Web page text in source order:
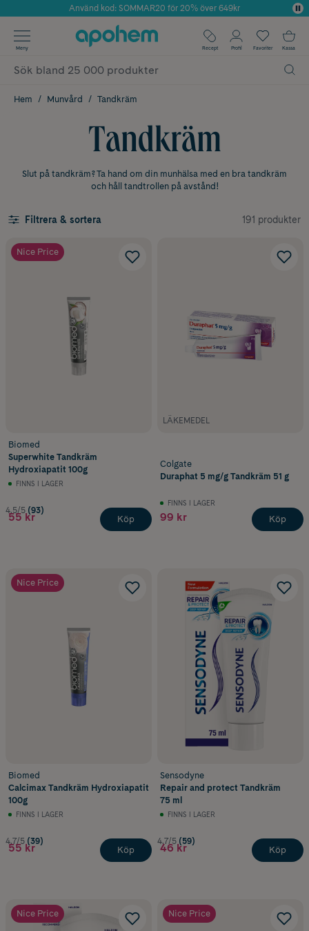
Årets Butik 2025 inom Skönhet
Använd kod: SOMMAR20 för 20% över 649kr
✓ Fri frakt
✓ Poäng på alla köp*
Meny Recept Profil Favoriter Kassa
Hem Munvård Tandkräm
Tandkräm
Slut på tandkräm? Ta hand om din munhälsa med en bra tandkräm
och håll tandtrollen på avstånd!
Filtrera & sortera 191 produkter
Nice Price
Biomed
Superwhite Tandkräm
Hydroxiapatit 100g
FINNS I LAGER
4.5/5 (93)
55 kr Köp
LÄKEMEDEL
Colgate
Duraphat 5 mg/g Tandkräm 51 g
FINNS I LAGER
99 kr Köp
Nice Price
Biomed
Calcimax Tandkräm Hydroxiapatit
100g
FINNS I LAGER
4.7/5 (39)
55 kr Köp
Sensodyne
Repair and protect Tandkräm
75 ml
FINNS I LAGER
4.7/5 (59)
46 kr Köp
Nice Price Nice Price